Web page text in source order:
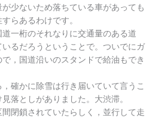
少ないため落ちている車があっても
らあるわけです。
一桁のそれなりに交通量のある道
るだろうということで。ついでにガ
，国道沿いのスタンドで給油もでき
確かに除雪は行き届いていて言うこ
落としがありました。大渋滞。
閉鎖されていたらしく，並行して走